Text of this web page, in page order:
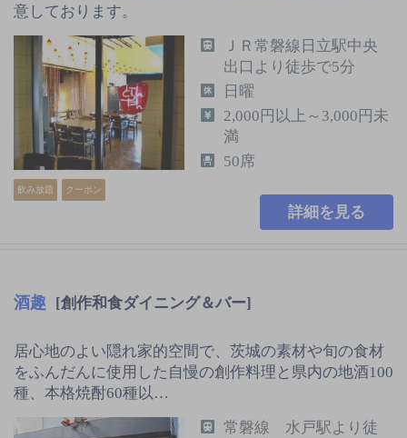
意しております。
飲み放題 クーポン
ＪＲ常磐線日立駅中央
出口より徒歩で5分
日曜
2,000円以上～3,000円未
満
50席
詳細を見る
酒趣 [創作和食ダイニング＆バー]
居心地のよい隠れ家的空間で、茨城の素材や旬の食材
をふんだんに使用した自慢の創作料理と県内の地酒100
種、本格焼酎60種以…
常磐線 水戸駅より徒